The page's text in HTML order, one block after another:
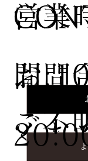
お問
くあ
ご不
営業
間